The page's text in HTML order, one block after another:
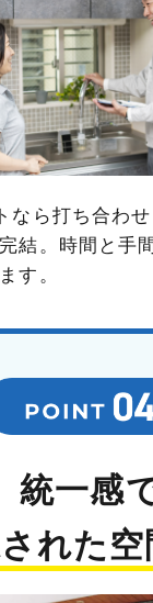
なら打ち合わ
結。時間と手
す。
統一感
れた空